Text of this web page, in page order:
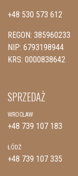
+48 530 573 612
REGON: 385960233
NIP: 6793198944
KRS: 0000838642
SPRZEDAŻ
WROCŁAW
+48 739 107 183
ŁÓDŹ
+48 739 107 335